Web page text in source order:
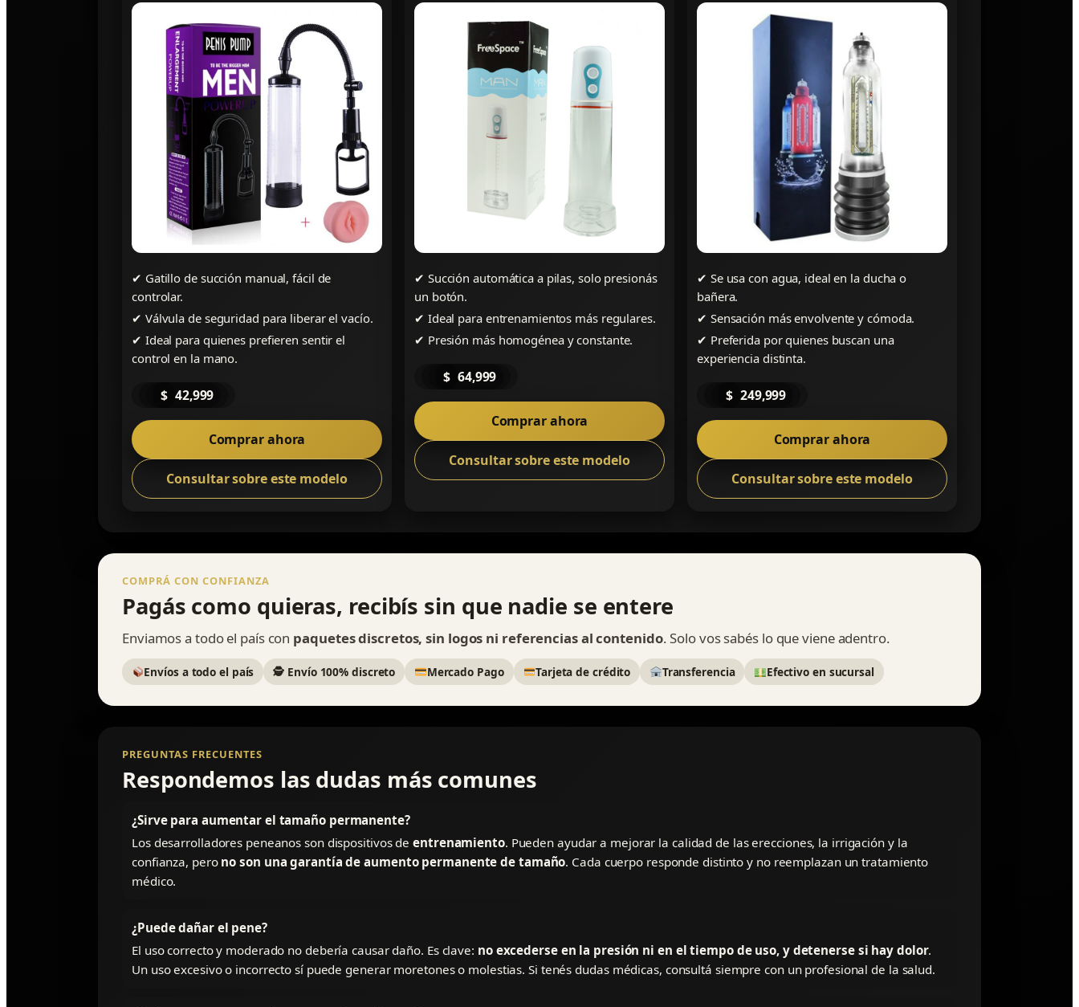
✔ Gatillo de succión manual, fácil de
controlar.
✔ Válvula de seguridad para liberar el vacío.
✔ Ideal para quienes prefieren sentir el
control en la mano.
$ 42,999
Comprar ahora
Consultar sobre este modelo
✔ Succión automática a pilas, solo presionás
un botón.
✔ Ideal para entrenamientos más regulares.
✔ Presión más homogénea y constante.
$ 64,999
Comprar ahora
Consultar sobre este modelo
✔ Se usa con agua, ideal en la ducha o
bañera.
✔ Sensación más envolvente y cómoda.
✔ Preferida por quienes buscan una
experiencia distinta.
$ 249,999
Comprar ahora
Consultar sobre este modelo
COMPRÁ CON CONFIANZA
Pagás como quieras, recibís sin que nadie se entere
Enviamos a todo el país con paquetes discretos, sin logos ni referencias al contenido. Solo vos sabés lo que viene adentro.
Envíos a todo el país 🕵️ Envío 100% discreto Mercado Pago Tarjeta de crédito Transferencia Efectivo en sucursal
PREGUNTAS FRECUENTES
Respondemos las dudas más comunes
¿Sirve para aumentar el tamaño permanente?
Los desarrolladores peneanos son dispositivos deentrenamiento. Pueden ayudar a mejorar la calidad de las erecciones, la irrigación y la
confianza, pero no son una garantía de aumento permanente de tamaño. Cada cuerpo responde distinto y no reemplazan un tratamiento
médico.
¿Puede dañar el pene?
El uso correcto y moderado no debería causar daño. Es clave: no excederse en la presión ni en el tiempo de uso, y detenerse si hay dolor.
Un uso excesivo o incorrecto sí puede generar moretones o molestias. Si tenés dudas médicas, consultá siempre con un profesional de la salud.